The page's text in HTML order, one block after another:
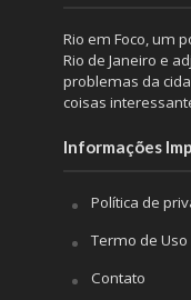
Rio em Foco, um
Rio de Janeiro e
problemas da
coisas
Informações
Política de
Termo de Uso
Contato